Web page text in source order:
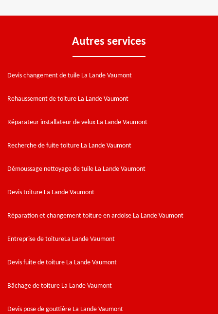
Autres services
Devis changement de tuile La Lande Vaumont
Rehaussement de toiture La Lande Vaumont
Réparateur installateur de velux La Lande Vaumont
Recherche de fuite toiture La Lande Vaumont
Démoussage nettoyage de tuile La Lande Vaumont
Devis toiture La Lande Vaumont
Réparation et changement toiture en ardoise La Lande Vaumont
Entreprise de toitureLa Lande Vaumont
Devis fuite de toiture La Lande Vaumont
Bâchage de toiture La Lande Vaumont
Devis pose de gouttière La Lande Vaumont